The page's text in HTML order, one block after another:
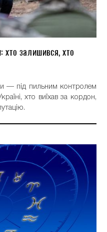
хто залишився, хто
— під пильним контролем
хто виїхав за кордон,